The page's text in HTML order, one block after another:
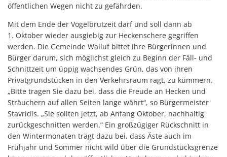
öffentlichen Wegen nicht zu gefährden.
Mit dem Ende der Vogelbrutzeit darf und soll dann ab
1. Oktober wieder ausgiebig zur Heckenschere gegriffen
werden. Die Gemeinde Walluf bittet ihre Bürgerinnen und
Bürger darum, sich möglichst gleich zu Beginn der Fäll- und
Schnittzeit um üppig wachsendes Grün, das von ihren
Privatgrundstücken in den Verkehrsraum ragt, zu kümmern.
„Bitte tragen Sie dazu bei, dass die Freude an Hecken und
Sträuchern auf allen Seiten lange währt“, so Bürgermeister
Stavridis. „Sie sollten jetzt, ab Anfang Oktober, nachhaltig
zurückgeschnitten werden.“ Ein großzügiger Rückschnitt in
den Wintermonaten trägt dazu bei, dass Äste auch im
Frühjahr und Sommer nicht wild über die Grundstücksgrenze